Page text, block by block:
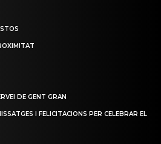
DE GENT GRAN
I FELICITACIONS PER CELEBRAR EL